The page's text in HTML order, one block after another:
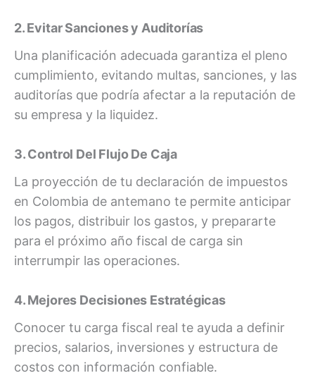
2. Evitar Sanciones y Auditorías
Una planificación adecuada garantiza el pleno
cumplimiento, evitando multas, sanciones, y las
auditorías que podría afectar a la reputación de
su empresa y la liquidez.
3. Control Del Flujo De Caja
La proyección de tu declaración de impuestos
en Colombia de antemano te permite anticipar
los pagos, distribuir los gastos, y prepararte
para el próximo año fiscal de carga sin
interrumpir las operaciones.
4. Mejores Decisiones Estratégicas
Conocer tu carga fiscal real te ayuda a definir
precios, salarios, inversiones y estructura de
costos con información confiable.